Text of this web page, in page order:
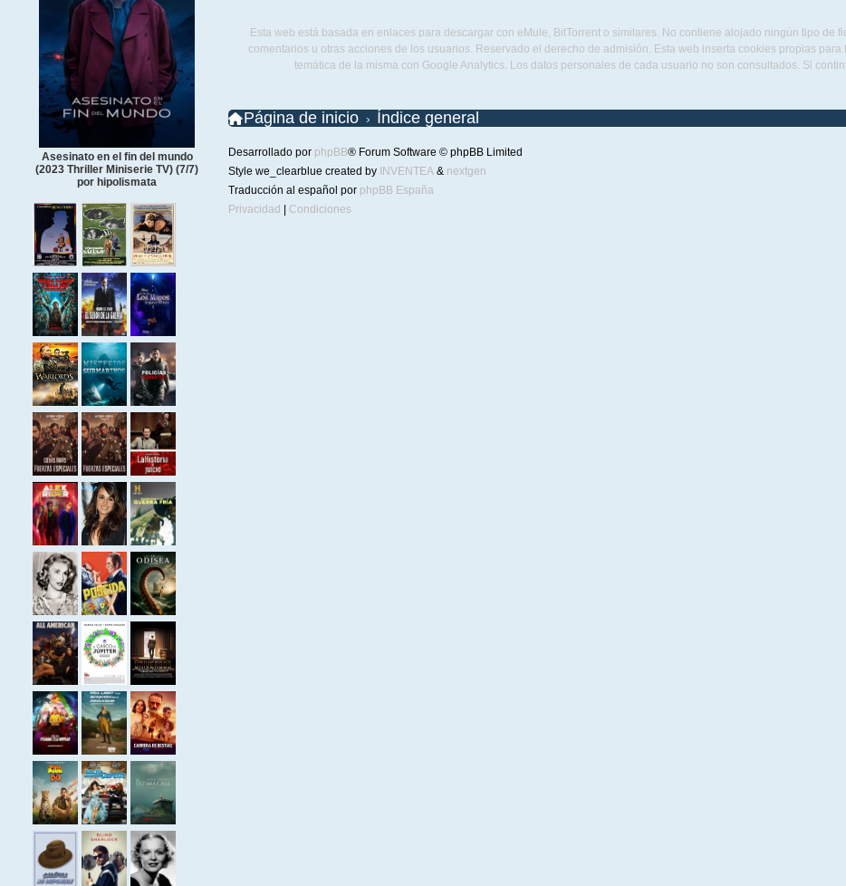
Asesinato en el fin del mundo
(2023 Thriller Miniserie TV) (7/7)
por hipolismata
Esta web está basada en enlaces para descargar con eMule, BitTorrent o similares. No contiene alojado ningún tipo de
comentarios u otras acciones de los usuarios. Reservado el derecho de admisión. Esta web inserta cookies propias
temática de la misma con Google Analytics. Los datos personales de cada usuario no son consultados. Si
Página de inicio Índice general
Desarrollado por phpBB® Forum Software © phpBB Limited
Style we_clearblue created by INVENTEA& nextgen
Traducción al español por phpBB España
Privacidad
Condiciones